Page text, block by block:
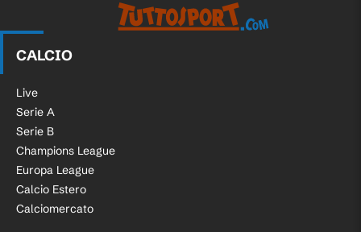
CALCIO
Live
Serie A
Serie B
Champions League
Europa League
Calcio Estero
Calciomercato